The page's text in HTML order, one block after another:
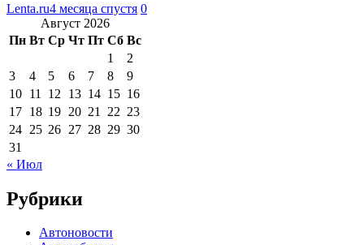
Lenta.ru4 месяца спустя 0
Август 2026
Пн Вт Ср Чт Пт Сб Вс
1
2
3
4 5 6 7 8
9
10 11 12 13 14 15 16
17 18 19 20 21 22 23
24 25 26 27 28 29 30
31
« Июл
Рубрики
Автоновости